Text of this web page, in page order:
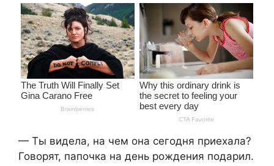
— Ты видела, на чем она сегодня приехала?
Говорят, папочка на день рождения подарил.